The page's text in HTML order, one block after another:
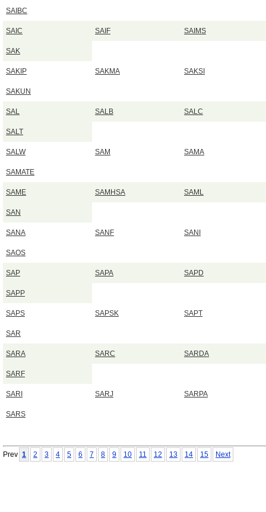
SAIBC
SAIC SAIF SAIMS
SAK
SAKIP SAKMA SAKSI
SAKUN
SAL SALB SALC
SALT
SALW SAM SAMA
SAMATE
SAME SAMHSA SAML
SAN
SANA SANF SANI
SAOS
SAP SAPA SAPD
SAPP
SAPS SAPSK SAPT
SAR
SARA SARC SARDA
SARF
SARI SARJ SARPA
SARS
Prev 1 2 3 4 5 6 7 8 9 10 11 12 13 14 15 Next